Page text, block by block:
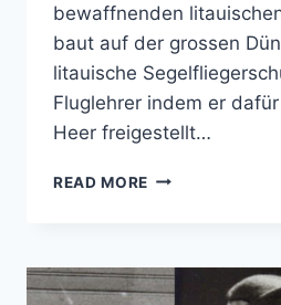
bewaffnenden
baut auf der grossen
litauische
Fluglehrer indem er
Heer freigestellt…
READ MORE GREGOR